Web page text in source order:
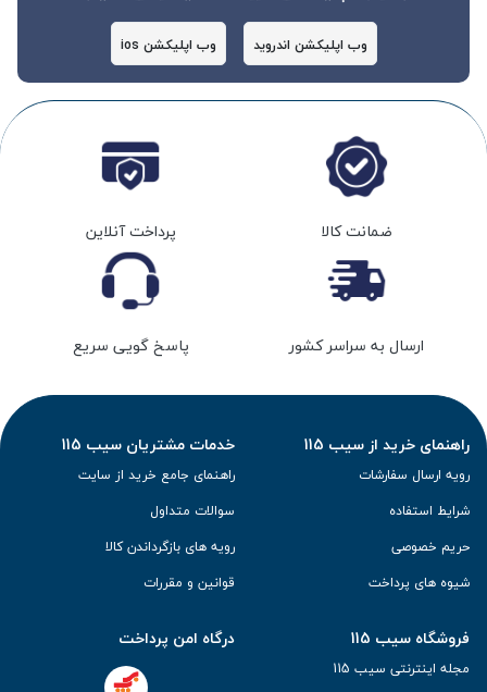
وب اپلیکشن اندروید وب اپلیکشن ios
ضمانت کالا پرداخت آنلاین
ارسال به سراسر کشور پاسخ گویی سریع
راهنمای خرید از سیب 115
رویه ارسال سفارشات
شرایط استفاده
حریم خصوصی
شیوه های پرداخت
خدمات مشتریان سیب 115
راهنمای جامع خرید از سایت
سوالات متداول
رویه های بازگرداندن کالا
قوانین و مقررات
فروشگاه سیب 115
مجله اینترنتی سیب 115
درگاه امن پرداخت